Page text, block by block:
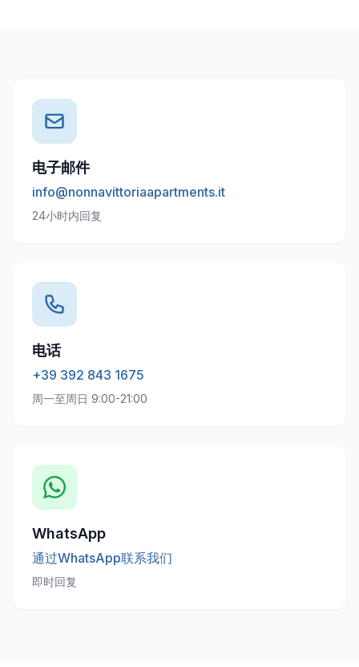
电子邮件
info@nonnavittoriaapartments.it
24小时内回复
电话
+39 392 843 1675
周一至周日 9:00-21:00
WhatsApp
通过WhatsApp联系我们
即时回复